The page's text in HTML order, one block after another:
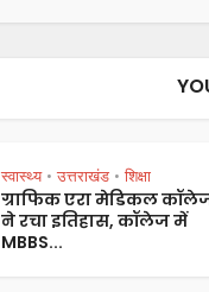
स्वास्थ्य • उत्तराखंड • शिक्षा
ग्राफिक एरा मेडिकल
ने रचा इतिहास, कॉलेज में
MBBS...